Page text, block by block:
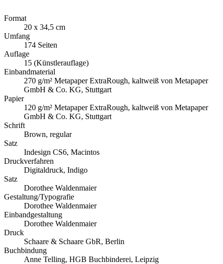
Format
20 x 34,5 cm
Umfang
174 Seiten
Auflage
15 (Künstlerauflage)
Einbandmaterial
270 g/m² Metapaper ExtraRough, kaltweiß von Metapaper
GmbH & Co. KG, Stuttgart
Papier
120 g/m² Metapaper ExtraRough, kaltweiß von Metapaper
GmbH & Co. KG, Stuttgart
Schrift
Brown, regular
Satz
Indesign CS6, Macintos
Druckverfahren
Digitaldruck, Indigo
Satz
Dorothee Waldenmaier
Gestaltung/Typografie
Dorothee Waldenmaier
Einbandgestaltung
Dorothee Waldenmaier
Druck
Schaare & Schaare GbR, Berlin
Buchbindung
Anne Telling, HGB Buchbinderei, Leipzig